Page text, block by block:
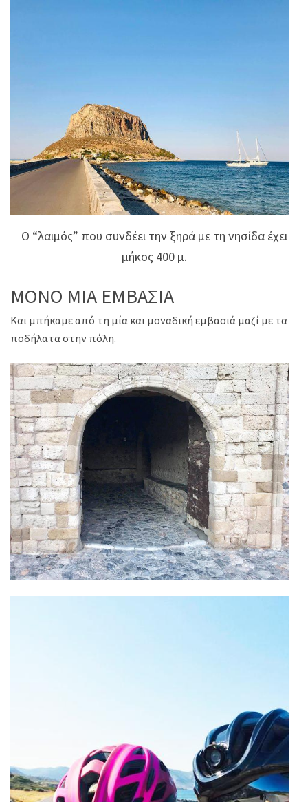
Ο “λαιμός” που συνδέει την ξηρά με τη νησίδα έχει
μήκος 400 μ.
ΜΟΝΟ ΜΙΑ ΕΜΒΑΣΙΑ
Και μπήκαμε από τη μία και μοναδική εμβασιά μαζί με τα
ποδήλατα στην πόλη.